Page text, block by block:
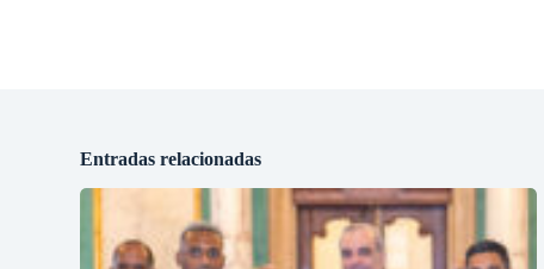
Entradas relacionadas